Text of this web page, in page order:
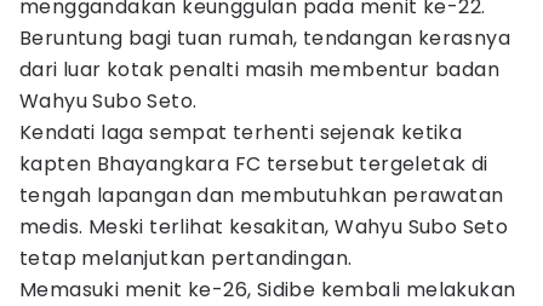
menggandakan keunggulan pada menit ke-22.
Beruntung bagi tuan rumah, tendangan kerasnya
dari luar kotak penalti masih membentur badan
Wahyu Subo Seto.
Kendati ​laga sempat terhenti sejenak ketika
kapten Bhayangkara FC tersebut tergeletak di
tengah lapangan dan membutuhkan perawatan
medis. Meski terlihat kesakitan, Wahyu Subo Seto
tetap melanjutkan pertandingan.
​Memasuki menit ke-26, Sidibe kembali melakukan